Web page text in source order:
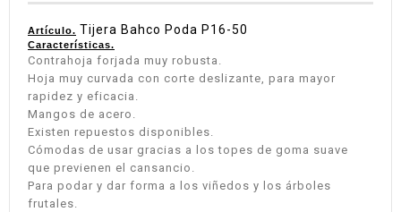
Artículo. Tijera Bahco Poda P16-50
Características.
Contrahoja forjada muy robusta.
Hoja muy curvada con corte deslizante, para mayor
rapidez y eficacia.
Mangos de acero.
Existen repuestos disponibles.
Cómodas de usar gracias a los topes de goma suave
que previenen el cansancio.
Para podar y dar forma a los viñedos y los árboles
frutales.